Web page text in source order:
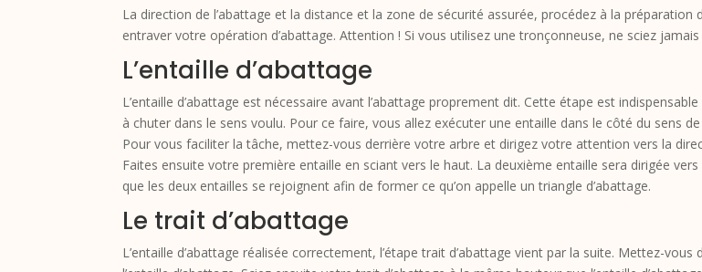
La direction de l’abattage et la distance et la zone de sécurité assurée, procédez à la
entraver votre opération d’abattage. Attention ! Si vous utilisez une tronçonneuse, ne sciez
L’entaille d’abattage
L’entaille d’abattage est nécessaire avant l’abattage proprement dit. Cette étape est indispensable
à chuter dans le sens voulu. Pour ce faire, vous allez exécuter une entaille dans le côté du sens
Pour vous faciliter la tâche, mettez-vous derrière votre arbre et dirigez votre attention vers la
Faites ensuite votre première entaille en sciant vers le haut. La deuxième entaille sera dirigée
que les deux entailles se rejoignent afin de former ce qu’on appelle un triangle d’abattage.
Le trait d’abattage
L’entaille d’abattage réalisée correctement, l’étape trait d’abattage vient par la suite. Mettez-vous